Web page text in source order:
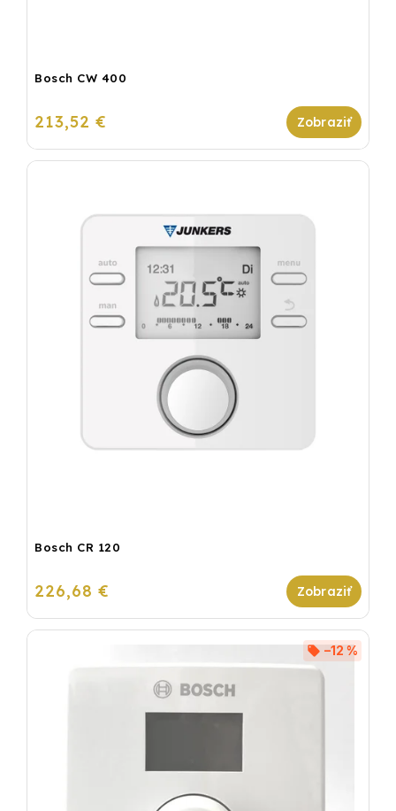
Bosch CW 400
213,52 €
Bosch CR 120
226,68 €
–12 %